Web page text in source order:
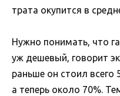
трата окупится в
Нужно понимать, что
уж дешевый, говорит
раньше он стоил всего
а теперь около 70%.